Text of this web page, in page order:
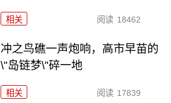
相关 阅读 18462
冲之鸟礁一声炮响，高市早苗的
\"岛链梦\"碎一地
相关 阅读 17839